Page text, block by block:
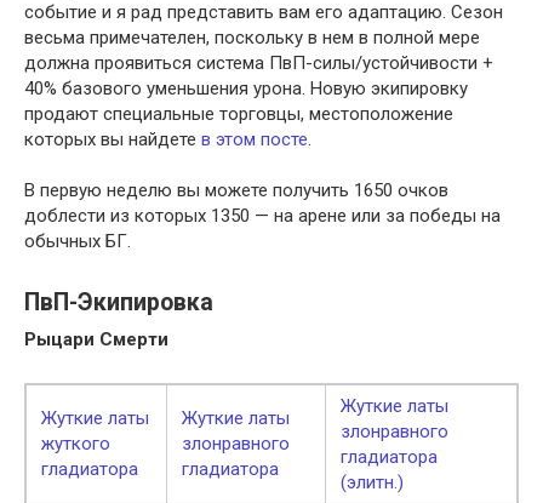
событие и я рад представить вам его адаптацию. Сезон
весьма примечателен, поскольку в нем в полной мере
должна проявиться система ПвП-силы/устойчивости +
40% базового уменьшения урона. Новую экипировку
продают специальные торговцы, местоположение
которых вы найдете в этом посте.
В первую неделю вы можете получить 1650 очков
доблести из которых 1350 — на арене или за победы на
обычных БГ.
ПвП-Экипировка
Рыцари Смерти
Жуткие латы
жуткого
гладиатора
Жуткие латы
злонравного
гладиатора
Жуткие латы
злонравного
гладиатора
(элитн.)